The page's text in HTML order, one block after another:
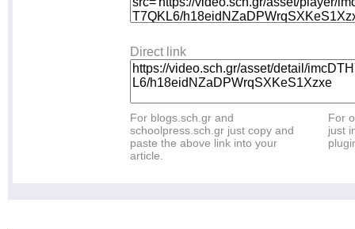
Direct link
For blogs.sch.gr and
schoolpress.sch.gr just copy and
paste the above link into your
article.
For
just